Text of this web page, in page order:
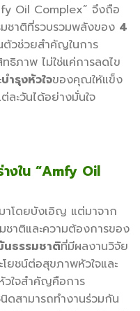
Oil Complex” จึงถือ
มชาติที่รวบรวมพลังของ 4
ตัวช่วยสำคัญในการ
ธิภาพ ไม่ใช่แค่การลดไข
บำรุงหัวใจของคุณให้แข็ง
ะวันได้อย่างมั่นใจ
งใน “Amfy Oil
าโดยบังเอิญ แต่มาจาก
ชาติและความต้องการของ
ธรรมชาติที่มีผลงานวิจัย
ยชน์ต่อสุขภาพหัวใจและ
ใจสำคัญคือการ
สามารถทำงานร่วมกัน